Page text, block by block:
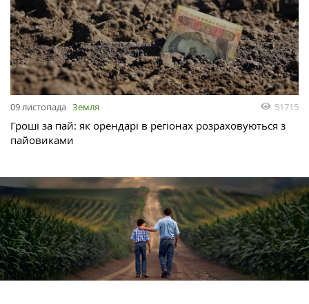
09 листопада Земля 51715
Гроші за пай: як орендарі в регіонах розраховуються з
пайовиками